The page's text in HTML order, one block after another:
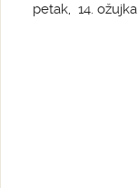
petak, 14.